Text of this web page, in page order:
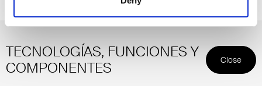
TECNOLOGÍAS, FUNCIONES Y
COMPONENTES
Close